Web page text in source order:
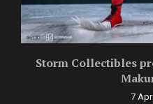
Storm Collectibles
7